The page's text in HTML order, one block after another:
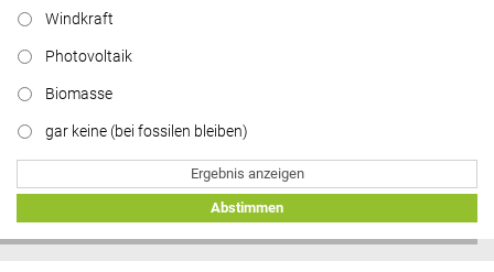
Windkraft
Photovoltaik
Biomasse
gar keine (bei fossilen bleiben)
Ergebnis anzeigen
Abstimmen